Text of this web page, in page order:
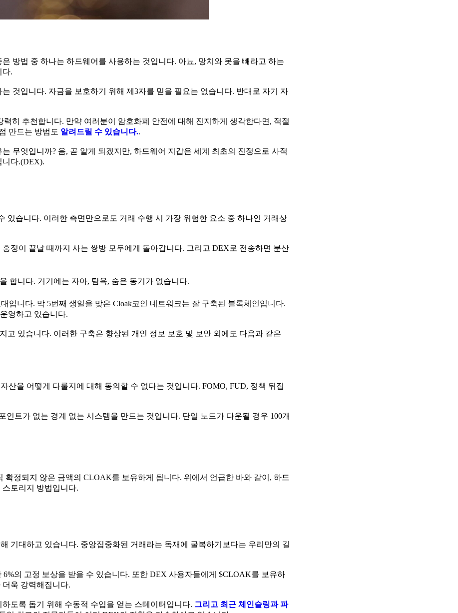
방법 중 하나는 하드웨어를 사용하는 것입니다. 아뇨, 망치와 못을 빼라고 하는
다.
것입니다. 자금을 보호하기 위해 제3자를 믿을 필요는 없습니다. 반대로 자기 자
히 추천합니다. 만약 여러분이 암호화폐 안전에 대해 진지하게 생각한다면, 적절
만드는 방법도 알려드릴 수 있습니다..
무엇입니까? 음, 곧 알게 되겠지만, 하드웨어 지갑은 세계 최초의 진정으로 사적
니다.(DEX).
있습니다. 이러한 측면만으로도 거래 수행 시 가장 위험한 요소 중 하나인 거래상
정이 끝날 때까지 사는 쌍방 모두에게 돌아갑니다. 그리고 DEX로 전송하면 분산
합니다. 거기에는 자아, 탐욕, 숨은 동기가 없습니다.
입니다. 막 5번째 생일을 맞은 Cloak코인 네트워크는 잘 구축된 블록체인입니다.
영하고 있습니다.
고 있습니다. 이러한 구축은 향상된 개인 정보 보호 및 보안 외에도 다음과 같은
산을 어떻게 다룰지에 대해 동의할 수 없다는 것입니다. FOMO, FUD, 정책 뒤집
트가 없는 경계 없는 시스템을 만드는 것입니다. 단일 노드가 다운될 경우 100개
정되지 않은 금액의 CLOAK를 보유하게 됩니다. 위에서 언급한 바와 같이, 하드
토리지 방법입니다.
기대하고 있습니다. 중앙집중화된 거래라는 독재에 굴복하기보다는 우리만의 길
의 고정 보상을 받을 수 있습니다. 또한 DEX 사용자들에게 $CLOAK를 보유하
욱 강력해집니다.
도록 돕기 위해 수동적 수입을 얻는 스테이터입니다. 그리고 최근 체인슬링과 파